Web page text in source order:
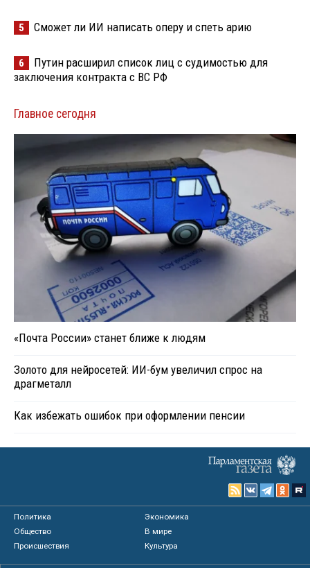
5 Сможет ли ИИ написать оперу и спеть арию
6
Путин расширил список лиц с судимостью для
заключения контракта с ВС РФ
Главное сегодня
«Почта России» станет ближе к людям
Золото для нейросетей: ИИ-бум увеличил спрос на
драгметалл
Как избежать ошибок при оформлении пенсии
Политика
Экономика
Общество
В мире
Происшествия
Культура